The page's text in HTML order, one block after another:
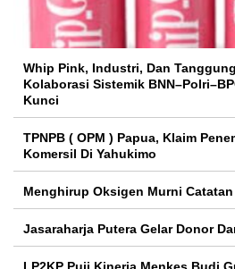
Whip Pink, Industri, Dan
Kolaborasi Sistemik
Kunci
TPNPB ( OPM ) Papua, Klaim
Komersil Di Yahukimo
Menghirup Oksigen Murni
Jasaraharja Putera Gelar Donor
LP2KP Puji Kinerja Menkes Budi